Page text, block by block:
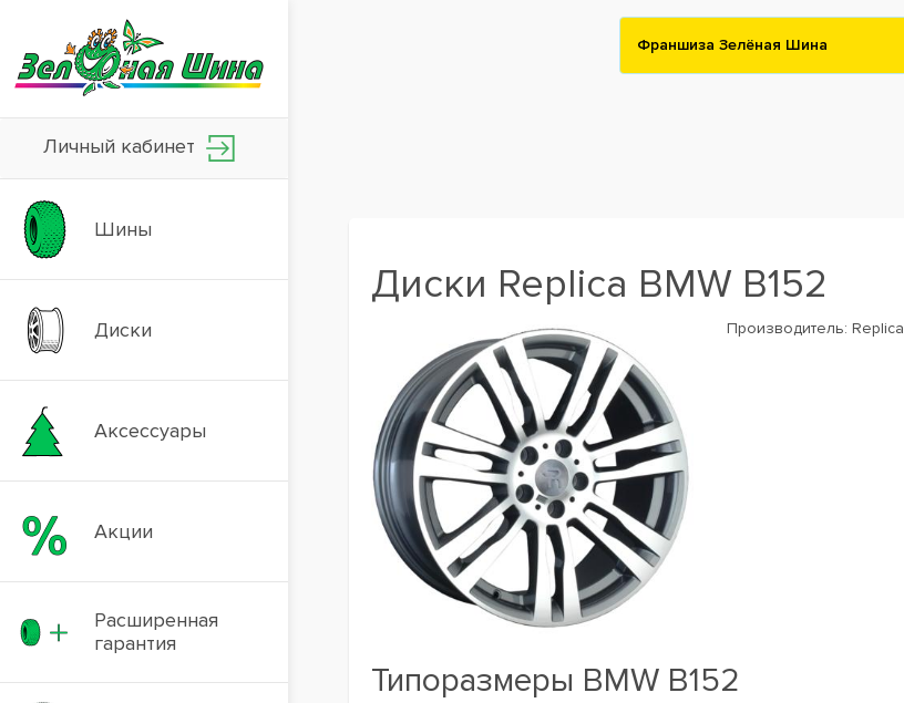
Личный кабинет
Шины
Диски
Аксессуары
Акции
Расширенная
гарантия
Франшиза Зелёная Шина
Диски Replica BMW B152
Производитель:Replica
Типоразмеры BMW B152